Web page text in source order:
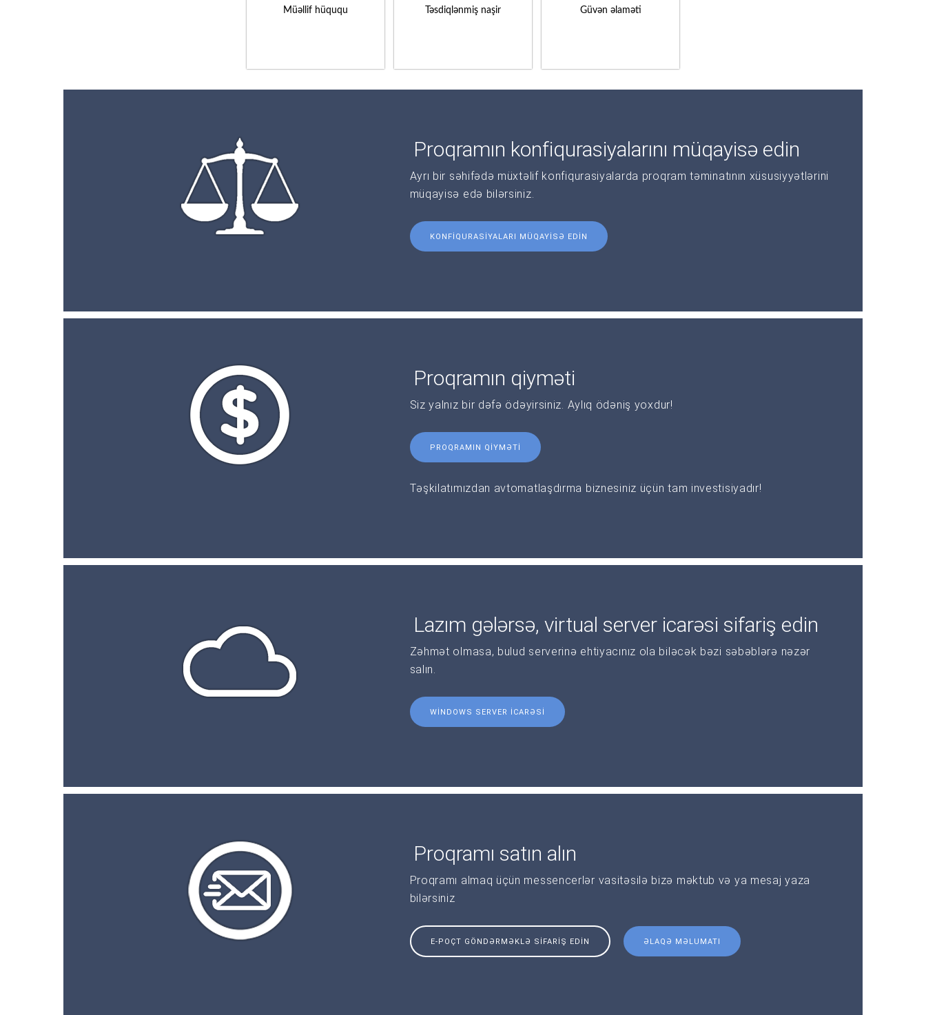
Müəllif hüququ Təsdiqlənmiş naşir Güvən əlaməti
Proqramın konfiqurasiyalarını müqayisə edin
Ayrı bir səhifədə müxtəlif konfiqurasiyalarda proqram təminatının xüsusiyyətlərini
müqayisə edə bilərsiniz.
KONFIQURASIYALARI MÜQAYISƏ EDIN
Proqramın qiyməti
Siz yalnız bir dəfə ödəyirsiniz. Aylıq ödəniş yoxdur!
PROQRAMIN QIYMƏTI
Təşkilatımızdan avtomatlaşdırma biznesiniz üçün tam investisiyadır!
Lazım gələrsə, virtual server icarəsi sifariş edin
Zəhmət olmasa, bulud serverinə ehtiyacınız ola biləcək bəzi səbəblərə nəzər
salın.
WINDOWS SERVER ICARƏSI
Proqramı satın alın
Proqramı almaq üçün messencerlər vasitəsilə bizə məktub və ya mesaj yaza
bilərsiniz
E-POÇT GÖNDƏRMƏKLƏ SIFARIŞ EDIN ƏLAQƏ MƏLUMATI